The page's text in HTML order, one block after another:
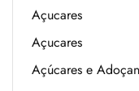
Açucares
Açucares
Açúcares e